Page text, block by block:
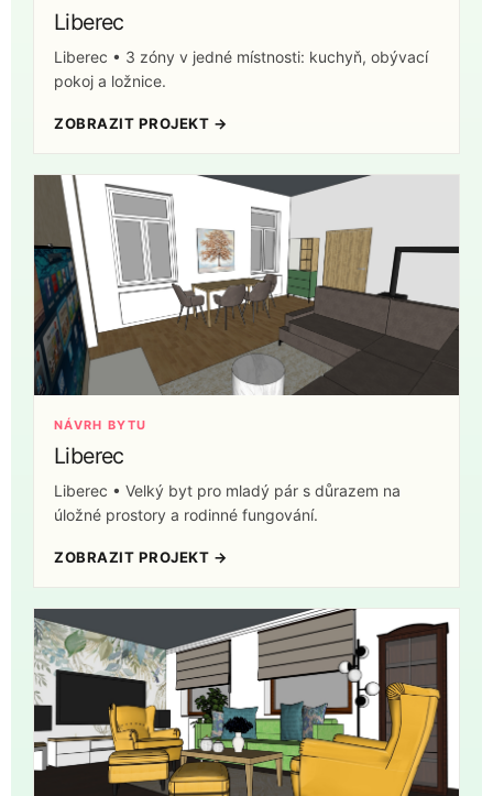
Liberec
Liberec • 3 zóny v jedné místnosti: kuchyň, obývací
pokoj a ložnice.
ZOBRAZIT PROJEKT →
NÁVRH BYTU
Liberec
Liberec • Velký byt pro mladý pár s důrazem na
úložné prostory a rodinné fungování.
ZOBRAZIT PROJEKT →